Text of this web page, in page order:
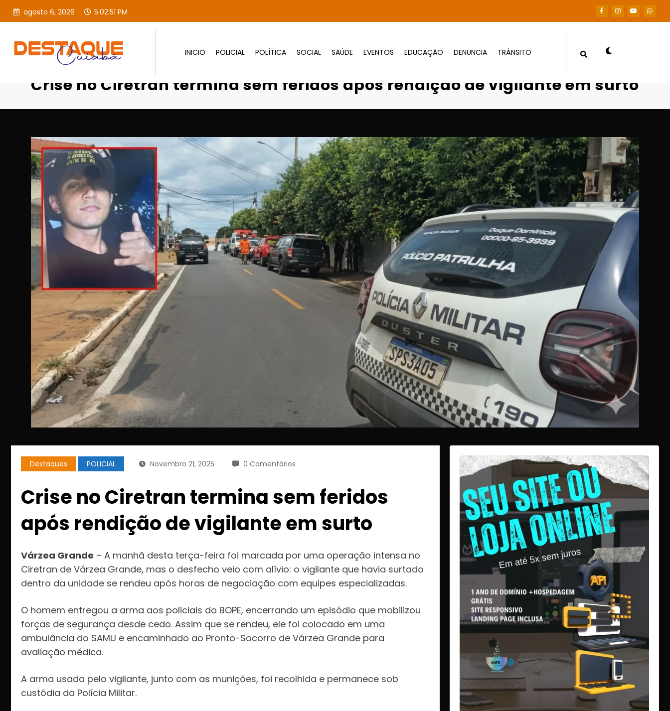
agosto 6, 2026 5:02:52 PM
INICIO POLICIAL POLÍTICA SOCIAL SAÚDE EVENTOS EDUCAÇÃO DENUNCIA TRÂNSITO
Página inicial Crise no Ciretran termina sem feridos após rendição de vigilante em surto
Crise no Ciretran termina sem feridos após rendição de vigilante em surto
Destaques POLICIAL Novembro 21, 2025 0 Comentários
Crise no Ciretran termina sem feridos
após rendição de vigilante em surto
Várzea Grande – A manhã desta terça-feira foi marcada por uma operação intensa no
Ciretran de Várzea Grande, mas o desfecho veio com alívio: o vigilante que havia surtado
dentro da unidade se rendeu após horas de negociação com equipes especializadas.
O homem entregou a arma aos policiais do BOPE, encerrando um episódio que mobilizou
forças de segurança desde cedo. Assim que se rendeu, ele foi colocado em uma
ambulância do SAMU e encaminhado ao Pronto-Socorro de Várzea Grande para
avaliação médica.
A arma usada pelo vigilante, junto com as munições, foi recolhida e permanece sob
custódia da Polícia Militar.